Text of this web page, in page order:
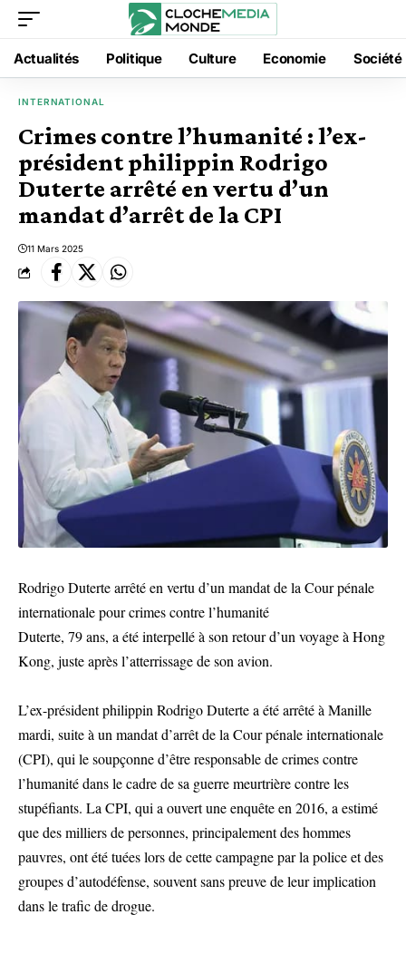
Actualités Politique Culture Economie Société
INTERNATIONAL
Crimes contre l’humanité : l’ex-
président philippin Rodrigo
Duterte arrêté en vertu d’un
mandat d’arrêt de la CPI
11 Mars 2025
Rodrigo Duterte arrêté en vertu d’un mandat de la Cour pénale
internationale pour crimes contre l’humanité
Duterte, 79 ans, a été interpellé à son retour d’un voyage à Hong
Kong, juste après l’atterrissage de son avion.
L’ex-président philippin Rodrigo Duterte a été arrêté à Manille
mardi, suite à un mandat d’arrêt de la Cour pénale internationale
(CPI), qui le soupçonne d’être responsable de crimes contre
l’humanité dans le cadre de sa guerre meurtrière contre les
stupéfiants. La CPI, qui a ouvert une enquête en 2016, a estimé
que des milliers de personnes, principalement des hommes
pauvres, ont été tuées lors de cette campagne par la police et des
groupes d’autodéfense, souvent sans preuve de leur implication
dans le trafic de drogue.